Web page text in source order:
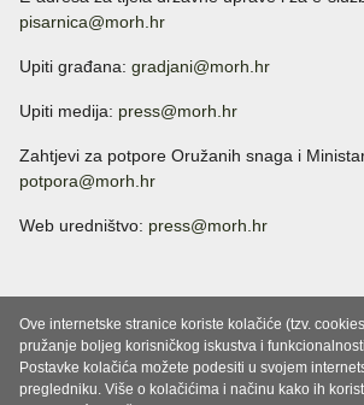
pisarnica@morh.hr
Upiti građana: gradjani@morh.hr
Upiti medija: press@morh.hr
Zahtjevi za potpore Oružanih snaga i
potpora@morh.hr
Web uredništvo: press@morh.hr
Ove internetske stranice koriste kolačiće (tzv.
pružanje boljeg korisničkog iskustva i
Postavke kolačića možete podesiti u svojem
pregledniku. Više o kolačićima i načinu kako ih